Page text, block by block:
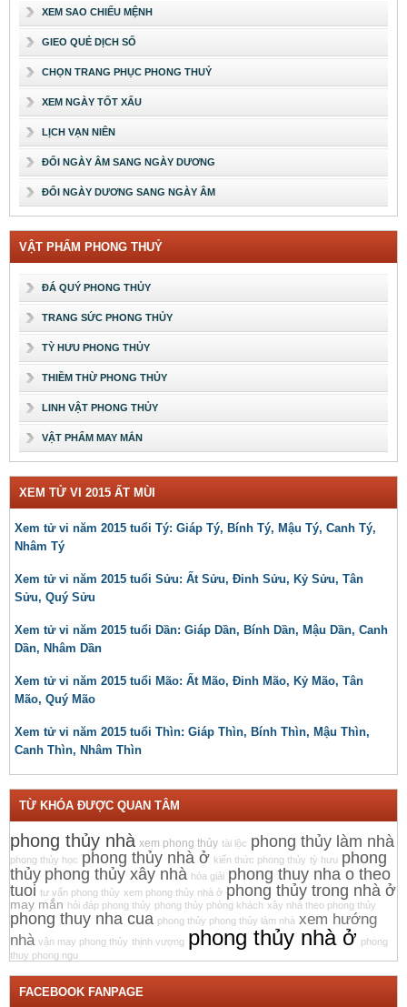
XEM SAO CHIẾU MỆNH
GIEO QUẺ DỊCH SỐ
CHỌN TRANG PHỤC PHONG THUỶ
XEM NGÀY TỐT XẤU
LỊCH VẠN NIÊN
ĐỔI NGÀY ÂM SANG NGÀY DƯƠNG
ĐỔI NGÀY DƯƠNG SANG NGÀY ÂM
VẬT PHẨM PHONG THUỶ
ĐÁ QUÝ PHONG THỦY
TRANG SỨC PHONG THỦY
TỲ HƯU PHONG THỦY
THIỀM THỪ PHONG THỦY
LINH VẬT PHONG THỦY
VẬT PHẨM MAY MẮN
XEM TỬ VI 2015 ẤT MÙI
Xem tử vi năm 2015 tuổi Tý: Giáp Tý, Bính Tý, Mậu Tý, Canh Tý,
Nhâm Tý
Xem tử vi năm 2015 tuổi Sửu: Ất Sửu, Đinh Sửu, Kỷ Sửu, Tân
Sửu, Quý Sửu
Xem tử vi năm 2015 tuổi Dần: Giáp Dần, Bính Dần, Mậu Dần, Canh
Dần, Nhâm Dần
Xem tử vi năm 2015 tuổi Mão: Ất Mão, Đinh Mão, Kỷ Mão, Tân
Mão, Quý Mão
Xem tử vi năm 2015 tuổi Thìn: Giáp Thìn, Bính Thìn, Mậu Thìn,
Canh Thìn, Nhâm Thìn
TỪ KHÓA ĐƯỢC QUAN TÂM
phong thủy nhà xem phong thủy tài lộc phong thủy làm nhà
phong thủy học phong thủy nhà ở kiến thức phong thủy tỳ hưu phong
thủy phong thủy xây nhà hóa giải phong thuy nha o theo
tuoi tư vấn phong thủy xem phong thủy nhà ở phong thủy trong nhà ở
may mắn hỏi đáp phong thủy phong thủy phòng khách xây nhà theo phong thủy
phong thuy nha cua phong thủy phong thủy làm nhà xem hướng
nhà vận may phong thủy thịnh vượng phong thủy nhà ở phong
thuy phong ngu
FACEBOOK FANPAGE